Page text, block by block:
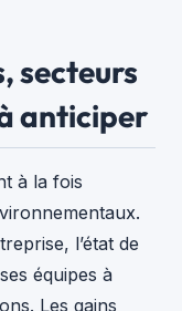
secteurs
anticiper
à la fois
l’état de
équipes à
Les gains